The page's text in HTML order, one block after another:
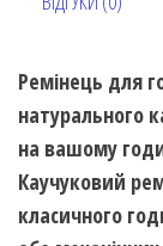
Ремінець для
натурального
на вашому
Каучуковий
класичного